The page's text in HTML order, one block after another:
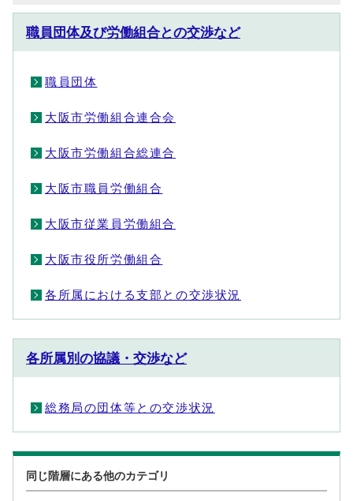
職員団体及び労働組合との交渉など
職員団体
大阪市労働組合連合会
大阪市労働組合総連合
大阪市職員労働組合
大阪市従業員労働組合
大阪市役所労働組合
各所属における支部との交渉状況
各所属別の協議・交渉など
総務局の団体等との交渉状況
同じ階層にある他のカテゴリ